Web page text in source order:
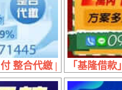
件好談彈性分期
整合代繳 | 8萬內 免手續
「基隆借